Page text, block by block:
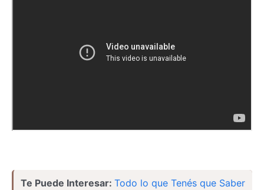
Te Puede Interesar: Todo lo que Tenés que Saber